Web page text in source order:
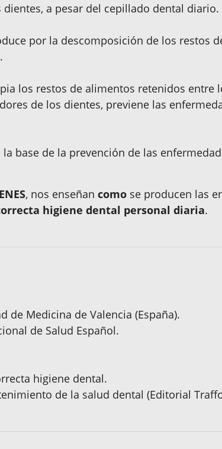
a pesar del cepillado dental diario.
por la descomposición de los restos
los restos de alimentos retenidos entre
de los dientes, previene las
base de la prevención de las
, nos enseñan como se producen las
higiene dental personal diaria.
de Medicina de Valencia (España).
de Salud Español.
higiene dental.
de la salud dental (Editorial